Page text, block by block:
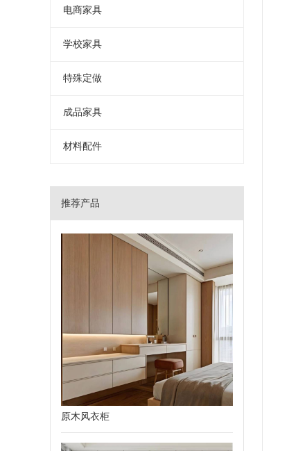
电商家具
学校家具
特殊定做
成品家具
材料配件
推荐产品
原木风衣柜